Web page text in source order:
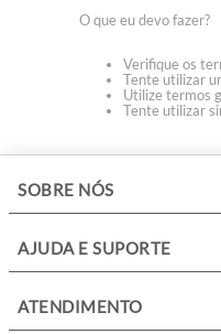
O que eu devo fazer?
Verifique os
Tente utilizar
Utilize termos
Tente utilizar
SOBRE NÓS
AJUDA E SUPORTE
ATENDIMENTO